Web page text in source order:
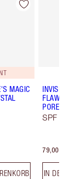
Artikel 2 von 113
MAGIC
SPF
79,00 €
IN